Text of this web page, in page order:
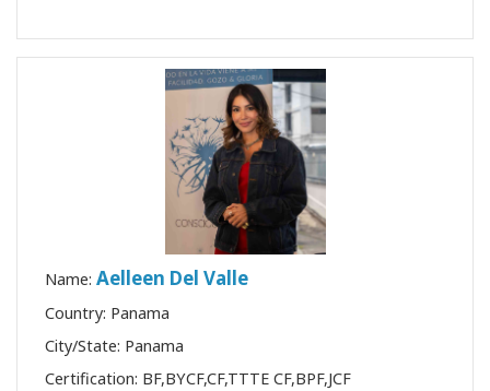
Name: Aelleen Del Valle
Country: Panama
City/State: Panama
Certification: BF,BYCF,CF,TTTE CF,BPF,JCF